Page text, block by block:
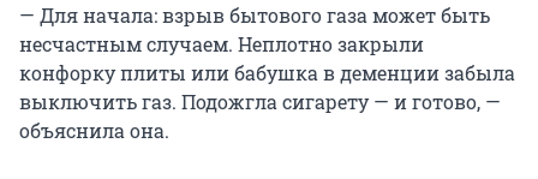
— Для начала: взрыв бытового газа может быть
несчастным случаем. Неплотно закрыли
конфорку плиты или бабушка в деменции забыла
выключить газ. Подожгла сигарету — и готово, —
объяснила она.